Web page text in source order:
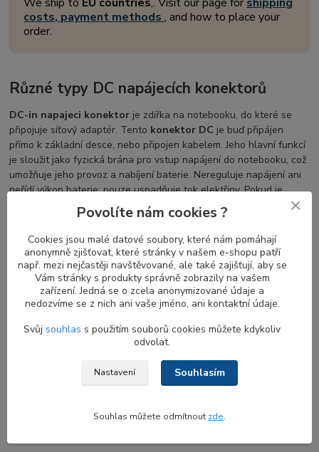
costs, payment methods, and how to place your
order.
Různé typy DC napájecích konektorů
DC-in napajeci konektor je zdířka na notebooku, do které se
připojuje síťový adaptér. Tento konektor DC je buď připájen
přímo k základní desce, nebo připojen kabelem. Jeho hlavní funkcí
je sloužit jako fyzická brána pro vstup napájení do notebooku, což
umožňuje jeho provoz a nabíjení baterie. Nereguluje napájení ani
neřídí výkon baterie; pouze usnadňuje tok elektřiny. Pokud je
napájecí DC konektor vadný, může se stát, že se notebook
nezapne nebo se baterie nebude správně nabíjet.
Příznaky poruchy napájecího konektoru DC
Mezi běžné příznaky poruchynapajeciho DC konektoru na
napájecího kabelu, přerušované přepínání mezi napájením z
baterie a střídavého proudu, jiskření nebo nahromaděné teplo v
blízkosti napájecího portu a problémy s nabíjením baterie.
Jak diagnostikovat vadný napájecí DC-in
Povolíte nám cookies ?
Cookies jsou malé datové soubory, které nám pomáhají
anonymně zjišťovat, které stránky v našem e-shopu patří
např. mezi nejčastěji navštěvované, ale také zajišťují, aby se
Vám stránky s produkty správně zobrazily na vašem
zařízení. Jedná se o zcela anonymizované údaje a
nedozvíme se z nich ani vaše jméno, ani kontaktní údaje.
Svůj souhlas s použitím souborů cookies můžete kdykoliv
odvolat.
Nastavení Souhlasím
Souhlas můžete odmítnout zde.